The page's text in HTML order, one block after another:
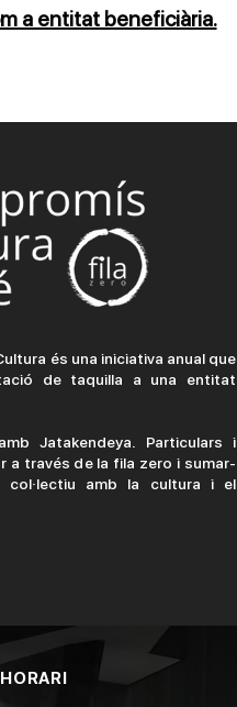
a entitat beneficiària.
és una iniciativa anual que
de taquilla a una entitat
Jatakendeya. Particulars i
a través de la fila zero i sumar-
amb la cultura i el
HORARI